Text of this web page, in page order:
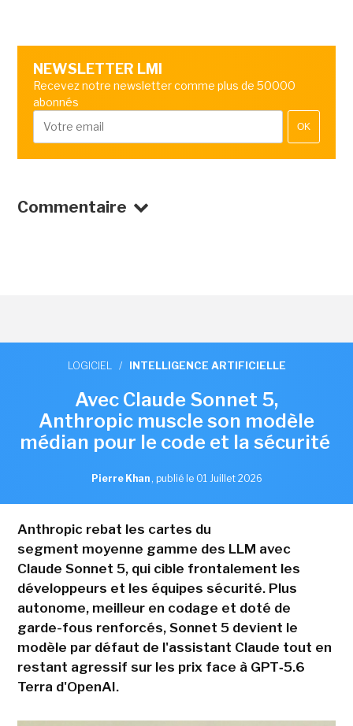
NEWSLETTER LMI
Recevez notre newsletter comme plus de 50000
abonnés
OK
Commentaire
LOGICIEL / INTELLIGENCE ARTIFICIELLE
Avec Claude Sonnet 5,
Anthropic muscle son modèle
médian pour le code et la sécurité
Pierre Khan , publié le 01 Juillet 2026
Anthropic rebat les cartes du
segment moyenne gamme des LLM avec
Claude Sonnet 5, qui cible frontalement les
développeurs et les équipes sécurité. Plus
autonome, meilleur en codage et doté de
garde-fous renforcés, Sonnet 5 devient le
modèle par défaut de l'assistant Claude tout en
restant agressif sur les prix face à GPT‑5.6
Terra d'OpenAI.